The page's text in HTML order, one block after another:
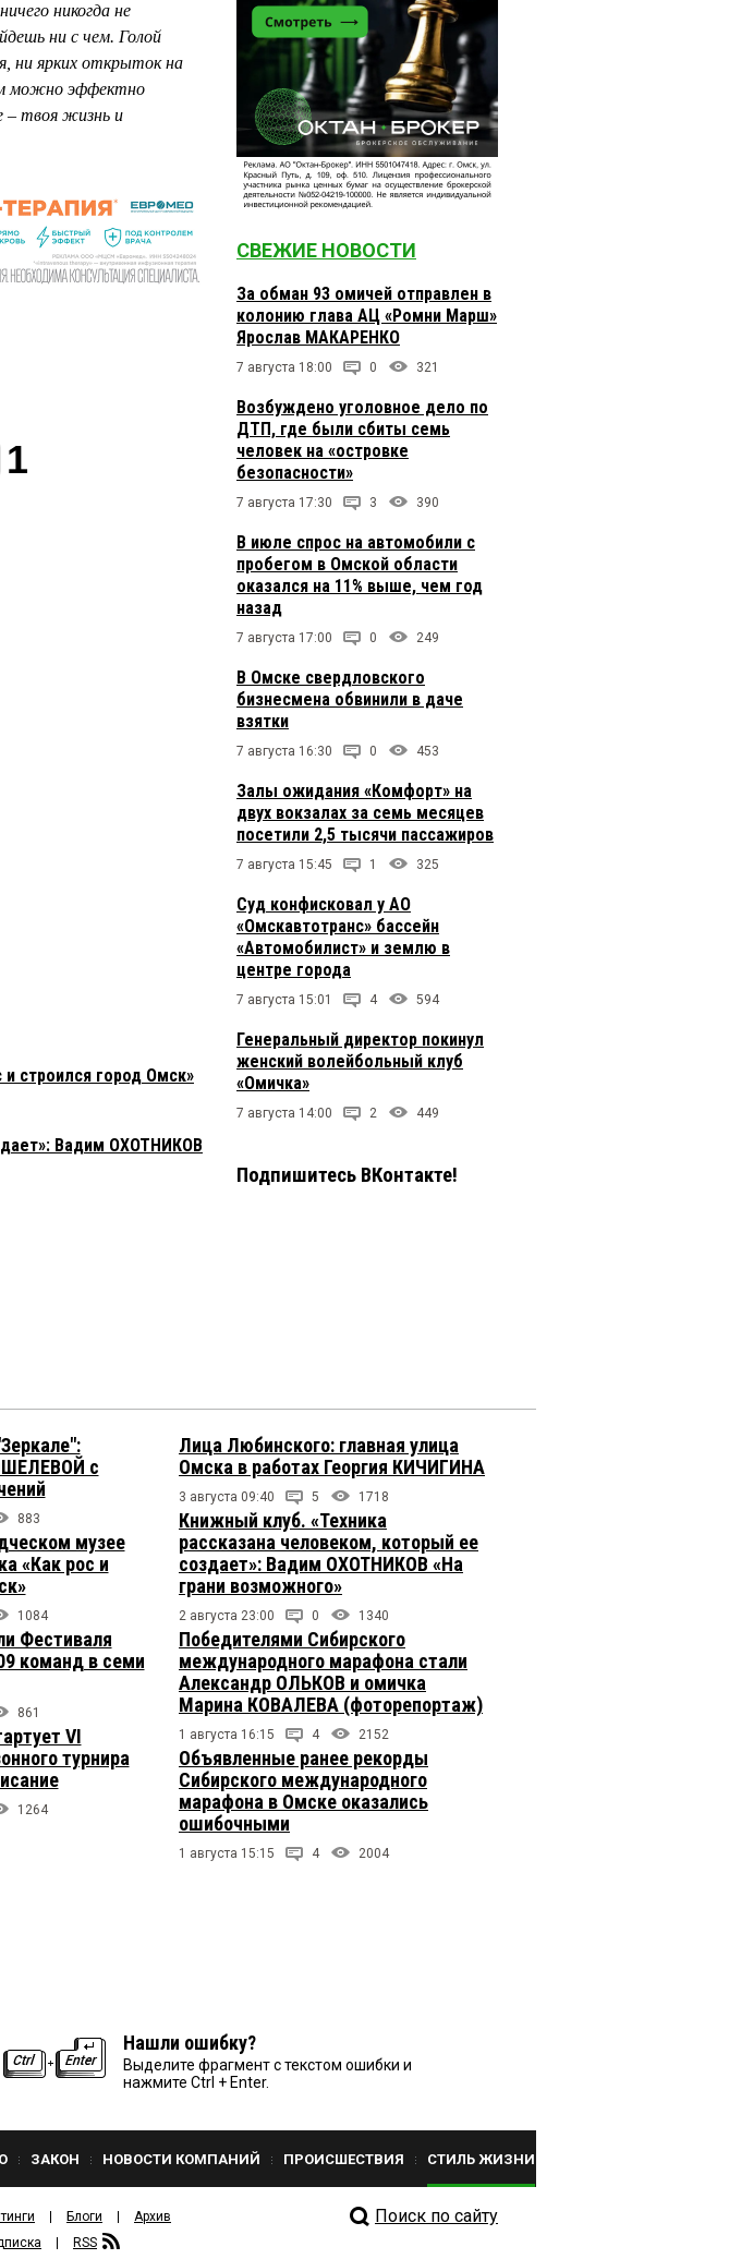
никогда не
ни с чем. Голой
ни ярких открыток на
можно эффектно
– твоя жизнь и
1
строился город Омск»
Вадим ОХОТНИКОВ
СВЕЖИЕ НОВОСТИ
За обман 93 омичей отправлен в
колонию глава АЦ «Ромни Марш»
Ярослав МАКАРЕНКО
7 августа 18:00 0 321
Возбуждено уголовное дело по
ДТП, где были сбиты семь
человек на «островке
безопасности»
7 августа 17:30 3 390
В июле спрос на автомобили с
пробегом в Омской области
оказался на 11% выше, чем год
назад
7 августа 17:00 0 249
В Омске свердловского
бизнесмена обвинили в даче
взятки
7 августа 16:30 0 453
Залы ожидания «Комфорт» на
двух вокзалах за семь месяцев
посетили 2,5 тысячи пассажиров
7 августа 15:45 1 325
Суд конфисковал у АО
«Омскавтотранс» бассейн
«Автомобилист» и землю в
центре города
7 августа 15:01 4 594
Генеральный директор покинул
женский волейбольный клуб
«Омичка»
7 августа 14:00 2 449
Подпишитесь ВКонтакте!
с
883
музее
«Как рос и
1084
Фестиваля
команд в семи
861
VI
турнира
1264
Лица Любинского: главная улица
Омска в работах Георгия КИЧИГИНА
3 августа 09:40 5 1718
Книжный клуб. «Техника
рассказана человеком, который ее
создает»: Вадим ОХОТНИКОВ «На
грани возможного»
2 августа 23:00 0 1340
Победителями Сибирского
международного марафона стали
Александр ОЛЬКОВ и омичка
Марина КОВАЛЕВА (фоторепортаж)
1 августа 16:15 4 2152
Объявленные ранее рекорды
Сибирского международного
марафона в Омске оказались
ошибочными
1 августа 15:15 4 2004
Нашли ошибку?
Выделите фрагмент с текстом ошибки и
нажмите Ctrl + Enter.
ЗАКОН НОВОСТИ КОМПАНИЙ ПРОИСШЕСТВИЯ СТИЛЬ ЖИЗНИ
Блоги
Архив
RSS
Поиск по сайту